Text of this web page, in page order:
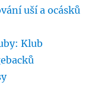
uší a ocásků
Klub